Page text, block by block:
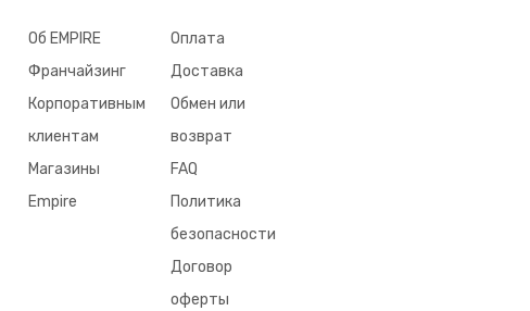
Об EMPIRE
Франчайзинг
Корпоративным
клиентам
Магазины
Empire
Оплата
Доставка
Обмен или
возврат
FAQ
Политика
безопасности
Договор
оферты